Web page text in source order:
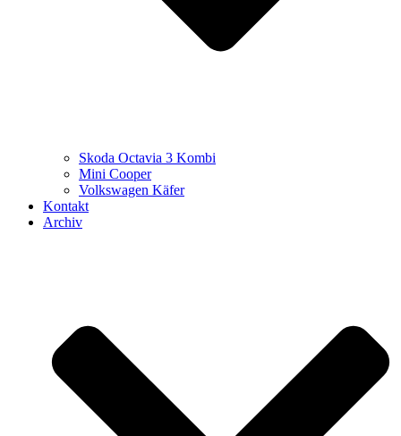
Skoda Octavia 3 Kombi
Mini Cooper
Volkswagen Käfer
Kontakt
Archiv